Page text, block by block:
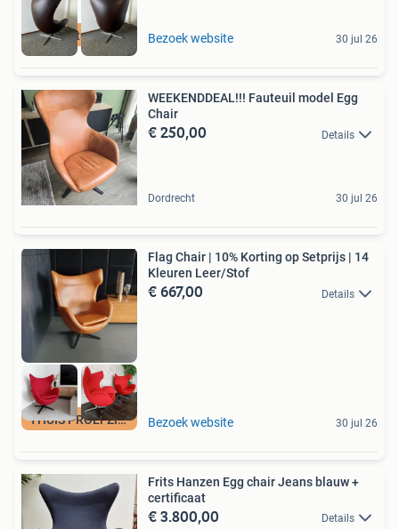
4 stuks Bezoek website 30 jul 26
WEEKENDDEAL!!! Fauteuil model Egg
Chair
€ 250,00 Details
Dordrecht 30 jul 26
THUIS PROEFZITTEN!
Flag Chair | 10% Korting op Setprijs | 14
Kleuren Leer/Stof
€ 667,00 Details
Bezoek website 30 jul 26
Frits Hanzen Egg chair Jeans blauw +
certificaat
€ 3.800,00 Details